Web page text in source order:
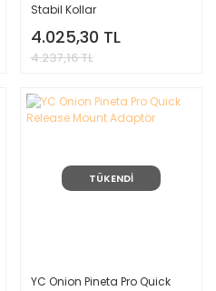
Stabil Kollar
4.025,30 TL
4.237,16 TL
TÜKENDİ
YC Onion Pineta Pro Quick